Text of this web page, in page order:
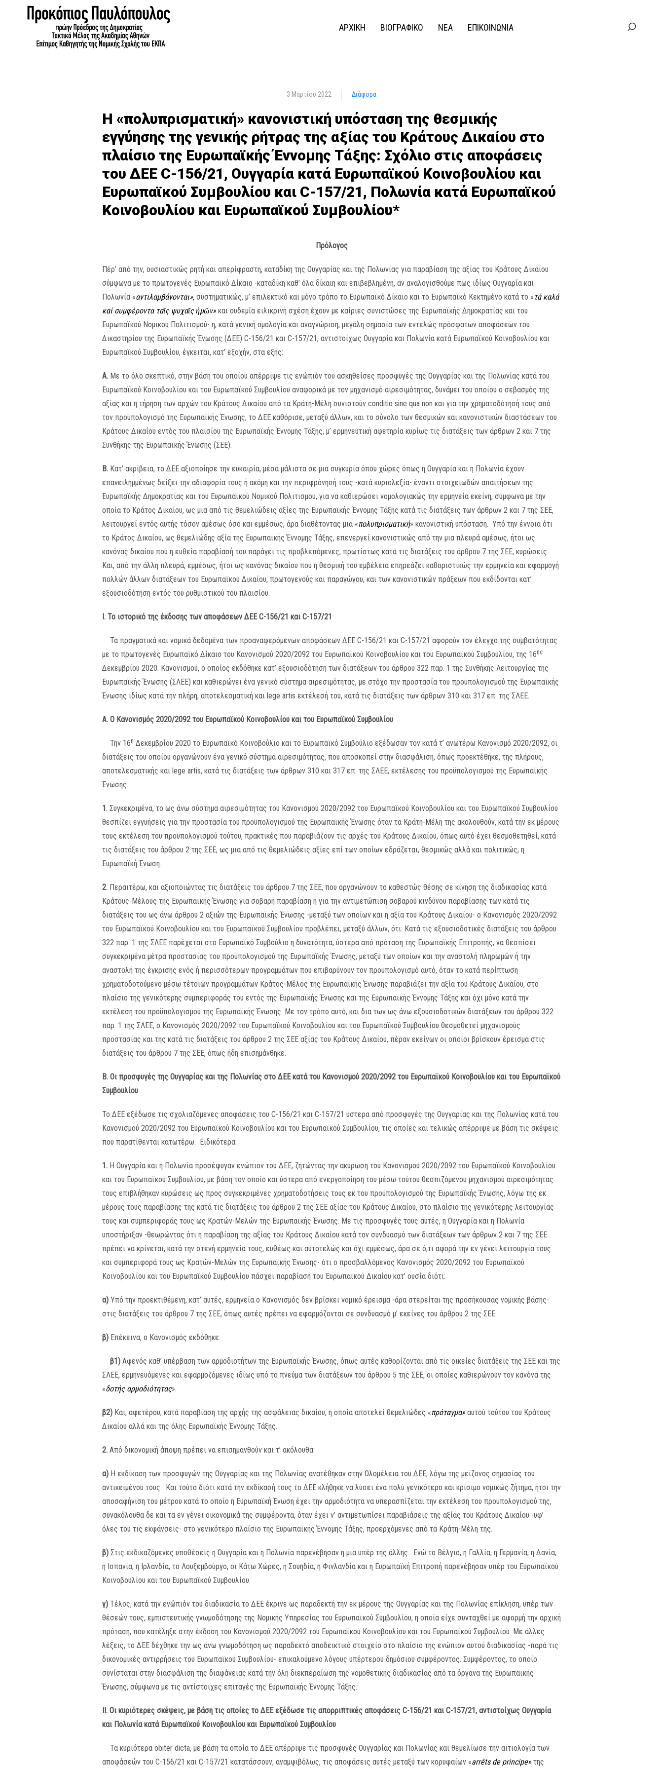
ΑΡΧΙΚΗ ΒΙΟΓΡΑΦΙΚΟ ΝΕΑ ΕΠΙΚΟΙΝΩΝΙΑ
3 Μαρτίου 2022 Διάφορα
Η «πολυπρισματική» κανονιστική υπόσταση της θεσμικής
εγγύησης της γενικής ρήτρας της αξίας του Κράτους Δικαίου στο
πλαίσιο της Ευρωπαϊκής Έννομης Τάξης: Σχόλιο στις αποφάσεις
του ΔΕΕ C-156/21, Ουγγαρία κατά Ευρωπαϊκού Κοινοβουλίου και
Ευρωπαϊκού Συμβουλίου και C-157/21, Πολωνία κατά Ευρωπαϊκού
Κοινοβουλίου και Ευρωπαϊκού Συμβουλίου*
Πρόλογος
Πέρ’ από την, ουσιαστικώς ρητή και απερίφραστη, καταδίκη της Ουγγαρίας και της Πολωνίας για παραβίαση της αξίας του Κράτους Δικαίου
σύμφωνα με το πρωτογενές Ευρωπαϊκό Δίκαιο -καταδίκη καθ’ όλα δίκαιη και επιβεβλημένη, αν αναλογισθούμε πως ιδίως Ουγγαρία και
Πολωνία «αντιλαμβάνονται», συστηματικώς, μ’ επιλεκτικό και μόνο τρόπο το Ευρωπαϊκό Δίκαιο και το Ευρωπαϊκό Κεκτημένο κατά το «τά καλά
καί συμφέροντα ταῖς ψυχαῖςἡμῶν»και ουδεμία ειλικρινή σχέση έχουν με καίριες συνιστώσες της Ευρωπαϊκής Δημοκρατίας και του
Ευρωπαϊκού Νομικού Πολιτισμού- η, κατά γενική ομολογία και αναγνώριση, μεγάλη σημασία των εντελώς πρόσφατων αποφάσεων του
Δικαστηρίου της Ευρωπαϊκής Ένωσης (ΔΕΕ) C-156/21 και C-157/21, αντιστοίχως Ουγγαρία και Πολωνία κατά Ευρωπαϊκού Κοινοβουλίου και
Ευρωπαϊκού Συμβουλίου, έγκειται, κατ’ εξοχήν, στα εξής:
Α. Με το όλο σκεπτικό, στην βάση του οποίου απέρριψε τις ενώπιόν του ασκηθείσες προσφυγές της Ουγγαρίας και της Πολωνίας κατά του
Ευρωπαϊκού Κοινοβουλίου και του Ευρωπαϊκού Συμβουλίου αναφορικά με τον μηχανισμό αιρεσιμότητας, δυνάμει του οποίου ο σεβασμός της
αξίας και η τήρηση των αρχών του Κράτους Δικαίου από τα Κράτη-Μέλη συνιστούν conditio sine qua non και για την χρηματοδότησή τους από
τον προϋπολογισμό της Ευρωπαϊκής Ένωσης, το ΔΕΕ καθόρισε, μεταξύ άλλων, και το σύνολο των θεσμικών και κανονιστικών διαστάσεων του
Κράτους Δικαίου εντός του πλαισίου της Ευρωπαϊκής Έννομης Τάξης, μ’ ερμηνευτική αφετηρία κυρίως τις διατάξεις των άρθρων 2 και 7 της
Συνθήκης της Ευρωπαϊκής Ένωσης (ΣΕΕ).
Β. Κατ’ ακρίβεια, το ΔΕΕ αξιοποίησε την ευκαιρία, μέσα μάλιστα σε μια συγκυρία όπου χώρες όπως η Ουγγαρία και η Πολωνία έχουν
επανειλημμένως δείξει την αδιαφορία τους ή ακόμη και την περιφρόνησή τους -κατά κυριολεξία- έναντι στοιχειωδών απαιτήσεων της
Ευρωπαϊκής Δημοκρατίας και του Ευρωπαϊκού Νομικού Πολιτισμού, για να καθιερώσει νομολογιακώς την ερμηνεία εκείνη, σύμφωνα με την
οποία το Κράτος Δικαίου, ως μια από τις θεμελιώδεις αξίες της Ευρωπαϊκής Έννομης Τάξης κατά τις διατάξεις των άρθρων 2 και 7 της ΣΕΕ,
λειτουργεί εντός αυτής τόσον αμέσως όσο και εμμέσως, άρα διαθέτοντας μια «πολυπρισματική» κανονιστική υπόσταση. Υπό την έννοια ότι
το Κράτος Δικαίου, ως θεμελιώδης αξία της Ευρωπαϊκής Έννομης Τάξης, επενεργεί κανονιστικώς από την μια πλευρά αμέσως, ήτοι ως
κανόνας δικαίου που η ευθεία παραβίασή του παράγει τις προβλεπόμενες, πρωτίστως κατά τις διατάξεις του άρθρου 7 της ΣΕΕ, κυρώσεις.
Και, από την άλλη πλευρά, εμμέσως, ήτοι ως κανόνας δικαίου που η θεσμική του εμβέλεια επηρεάζει καθοριστικώς την ερμηνεία και εφαρμογή
πολλών άλλων διατάξεων του Ευρωπαϊκού Δικαίου, πρωτογενούς και παραγώγου, και των κανονιστικών πράξεων που εκδίδονται κατ’
εξουσιοδότηση εντός του ρυθμιστικού του πλαισίου.
Ι. Το ιστορικό της έκδοσης των αποφάσεων ΔΕΕC-156/21 και C-157/21
Τα πραγματικά και νομικά δεδομένα των προαναφερόμενων αποφάσεων ΔΕΕ C-156/21 και C-157/21 αφορούν τον έλεγχο της συμβατότητας
με το πρωτογενές Ευρωπαϊκό Δίκαιο του Κανονισμού 2020/2092 του Ευρωπαϊκού Κοινοβουλίου και του Ευρωπαϊκού Συμβουλίου, της 16ης
Δεκεμβρίου 2020. Κανονισμού, ο οποίος εκδόθηκε κατ’ εξουσιοδότηση των διατάξεων του άρθρου 322 παρ. 1 της Συνθήκης Λειτουργίας της
Ευρωπαϊκής Ένωσης (ΣΛΕΕ) και καθιερώνει ένα γενικό σύστημα αιρεσιμότητας, με στόχο την προστασία του προϋπολογισμού της Ευρωπαϊκής
Ένωσης ιδίως κατά την πλήρη, αποτελεσματική και lege artis εκτέλεσή του, κατά τις διατάξεις των άρθρων 310 και 317 επ. της ΣΛΕΕ.
Α. Ο Κανονισμός 2020/2092 του Ευρωπαϊκού Κοινοβουλίου και του Ευρωπαϊκού Συμβουλίου
Την 16η Δεκεμβρίου 2020 το Ευρωπαϊκό Κοινοβούλιο και το Ευρωπαϊκό Συμβούλιο εξέδωσαν τον κατά τ’ ανωτέρω Κανονισμό 2020/2092, οι
διατάξεις του οποίου οργανώνουν ένα γενικό σύστημα αιρεσιμότητας, που αποσκοπεί στην διασφάλιση, όπως προεκτέθηκε, της πλήρους,
αποτελεσματικής και lege artis, κατά τις διατάξεις των άρθρων 310 και 317 επ. της ΣΛΕΕ, εκτέλεσης του προϋπολογισμού της Ευρωπαϊκής
Ένωσης.
1. Συγκεκριμένα, το ως άνω σύστημα αιρεσιμότητας του Κανονισμού 2020/2092 του Ευρωπαϊκού Κοινοβουλίου και του Ευρωπαϊκού Συμβουλίου
θεσπίζει εγγυήσεις για την προστασία του προϋπολογισμού της Ευρωπαϊκής Ένωσης όταν τα Κράτη-Μέλη της ακολουθούν, κατά την εκ μέρους
τους εκτέλεση του προϋπολογισμού τούτου, πρακτικές που παραβιάζουν τις αρχές του Κράτους Δικαίου, όπως αυτό έχει θεσμοθετηθεί, κατά
τις διατάξεις του άρθρου 2 της ΣΕΕ, ως μια από τις θεμελιώδεις αξίες επί των οποίων εδράζεται, θεσμικώς αλλά και πολιτικώς, η
Ευρωπαϊκή Ένωση.
2. Περαιτέρω, και αξιοποιώντας τις διατάξεις του άρθρου 7 της ΣΕΕ, που οργανώνουν το καθεστώς θέσης σε κίνηση της διαδικασίας κατά
Κράτους-Μέλους της Ευρωπαϊκής Ένωσης για σοβαρή παραβίαση ή για την αντιμετώπιση σοβαρού κινδύνου παραβίασης των κατά τις
διατάξεις του ως άνω άρθρου 2 αξιών της Ευρωπαϊκής Ένωσης -μεταξύ των οποίων και η αξία του Κράτους Δικαίου- ο Κανονισμός 2020/2092
του Ευρωπαϊκού Κοινοβουλίου και του Ευρωπαϊκού Συμβουλίου προβλέπει, μεταξύ άλλων, ότι: Κατά τις εξουσιοδοτικές διατάξεις του άρθρου
322 παρ. 1 της ΣΛΕΕ παρέχεται στο Ευρωπαϊκό Συμβούλιο η δυνατότητα, ύστερα από πρόταση της Ευρωπαϊκής Επιτροπής, να θεσπίσει
συγκεκριμένα μέτρα προστασίας του προϋπολογισμού της Ευρωπαϊκής Ένωσης, μεταξύ των οποίων και την αναστολή πληρωμών ή την
αναστολή της έγκρισης ενός ή περισσότερων προγραμμάτων που επιβαρύνουν τον προϋπολογισμό αυτό, όταν το κατά περίπτωση
χρηματοδοτούμενο μέσω τέτοιων προγραμμάτων Κράτος-Μέλος της Ευρωπαϊκής Ένωσης παραβιάζει την αξία του Κράτους Δικαίου, στο
πλαίσιο της γενικότερης συμπεριφοράς του εντός της Ευρωπαϊκής Ένωσης και της Ευρωπαϊκής Έννομης Τάξης και όχι μόνο κατά την
εκτέλεση του προϋπολογισμού της Ευρωπαϊκής Ένωσης. Με τον τρόπο αυτό, και δια των ως άνω εξουσιοδοτικών διατάξεων του άρθρου 322
παρ. 1 της ΣΛΕΕ, ο Κανονισμός 2020/2092 του Ευρωπαϊκού Κοινοβουλίου και του Ευρωπαϊκού Συμβουλίου θεσμοθετεί μηχανισμούς
προστασίας και της κατά τις διατάξεις του άρθρου 2 της ΣΕΕ αξίας του Κράτους Δικαίου, πέραν εκείνων οι οποίοι βρίσκουν έρεισμα στις
διατάξεις του άρθρου 7 της ΣΕΕ, όπως ήδη επισημάνθηκε.
Β. Οι προσφυγές της Ουγγαρίας και της Πολωνίας στο ΔΕΕ κατά του Κανονισμού 2020/2092 του Ευρωπαϊκού Κοινοβουλίου και του Ευρωπαϊκού
Συμβουλίου
Το ΔΕΕ εξέδωσε τις σχολιαζόμενες αποφάσεις του C-156/21 και C-157/21 ύστερα από προσφυγές της Ουγγαρίας και της Πολωνίας κατά του
Κανονισμού 2020/2092 του Ευρωπαϊκού Κοινοβουλίου και του Ευρωπαϊκού Συμβουλίου, τις οποίες και τελικώς απέρριψε με βάση τις σκέψεις
που παρατίθενται κατωτέρω. Ειδικότερα:
1. Η Ουγγαρία και η Πολωνία προσέφυγαν ενώπιον του ΔΕΕ, ζητώντας την ακύρωση του Κανονισμού 2020/2092 του Ευρωπαϊκού Κοινοβουλίου
και του Ευρωπαϊκού Συμβουλίου, με βάση τον οποίο και ύστερα από ενεργοποίηση του μέσω τούτου θεσπιζόμενου μηχανισμού αιρεσιμότητας
τους επιβλήθηκαν κυρώσεις ως προς συγκεκριμένες χρηματοδοτήσεις τους εκ του προϋπολογισμού της Ευρωπαϊκής Ένωσης, λόγω της εκ
μέρους τους παραβίασης της κατά τις διατάξεις του άρθρου 2 της ΣΕΕ αξίας του Κράτους Δικαίου, στο πλαίσιο της γενικότερης λειτουργίας
τους και συμπεριφοράς τους ως Κρατών-Μελών της Ευρωπαϊκής Ένωσης. Με τις προσφυγές τους αυτές, η Ουγγαρία και η Πολωνία
υποστήριξαν -θεωρώντας ότι η παραβίαση της αξίας του Κράτους Δικαίου κατά τον συνδυασμό των διατάξεων των άρθρων 2 και 7 της ΣΕΕ
πρέπει να κρίνεται, κατά την στενή ερμηνεία τους, ευθέως και αυτοτελώς και όχι εμμέσως, άρα σε ό,τι αφορά την εν γένει λειτουργία τους
και συμπεριφορά τους ως Κρατών-Μελών της Ευρωπαϊκής Ένωσης- ότι ο προσβαλλόμενος Κανονισμός 2020/2092 του Ευρωπαϊκού
Κοινοβουλίου και του Ευρωπαϊκού Συμβουλίου πάσχει παραβίαση του Ευρωπαϊκού Δικαίου κατ’ ουσία διότι:
α) Υπό την προεκτιθέμενη, κατ’ αυτές, ερμηνεία ο Κανονισμός δεν βρίσκει νομικό έρεισμα -άρα στερείται της προσήκουσας νομικής βάσης-
στις διατάξεις του άρθρου 7 της ΣΕΕ, όπως αυτές πρέπει να εφαρμόζονται σε συνδυασμό μ’ εκείνες του άρθρου 2 της ΣΕΕ.
β) Επέκεινα, ο Κανονισμός εκδόθηκε:
β1) Αφενός καθ’ υπέρβαση των αρμοδιοτήτων της Ευρωπαϊκής Ένωσης, όπως αυτές καθορίζονται από τις οικείες διατάξεις της ΣΕΕ και της
ΣΛΕΕ, ερμηνευόμενες και εφαρμοζόμενες ιδίως υπό το πνεύμα των διατάξεων του άρθρου 5 της ΣΕΕ, οι οποίες καθιερώνουν τον κανόνα της
«δοτής αρμοδιότητας».
β2) Και, αφετέρου, κατά παραβίαση της αρχής της ασφάλειας δικαίου, η οποία αποτελεί θεμελιώδες «πρόταγμα»αυτού τούτου του Κράτους
Δικαίου αλλά και της όλης Ευρωπαϊκής Έννομης Τάξης.
2. Από δικονομική άποψη πρέπει να επισημανθούν και τ’ ακόλουθα:
α) Η εκδίκαση των προσφυγών της Ουγγαρίας και της Πολωνίας ανατέθηκαν στην Ολομέλεια του ΔΕΕ, λόγω της μείζονος σημασίας του
αντικειμένου τους. Και τούτο διότι κατά την εκδίκασή τους το ΔΕΕ κλήθηκε να λύσει ένα πολύ γενικότερο και κρίσιμο νομικώς ζήτημα, ήτοι την
αποσαφήνιση του μέτρου κατά το οποίο η Ευρωπαϊκή Ένωση έχει την αρμοδιότητα να υπερασπίζεται την εκτέλεση του προϋπολογισμού της,
συνακόλουθα δε και τα εν γένει οικονομικά της συμφέροντα, όταν έχει ν’ αντιμετωπίσει παραβιάσεις της αξίας του Κράτους Δικαίου -υφ’
όλες του τις εκφάνσεις- στο γενικότερο πλαίσιο της Ευρωπαϊκής Έννομης Τάξης, προερχόμενες από τα Κράτη-Μέλη της.
β) Στις εκδικαζόμενες υποθέσεις η Ουγγαρία και η Πολωνία παρενέβησαν η μια υπέρ της άλλης. Ενώ το Βέλγιο, η Γαλλία, η Γερμανία, η Δανία,
η Ισπανία, η Ιρλανδία, το Λουξεμβούργο, οι Κάτω Χώρες, η Σουηδία, η Φινλανδία και η Ευρωπαϊκή Επιτροπή παρενέβησαν υπέρ του Ευρωπαϊκού
Κοινοβουλίου και του Ευρωπαϊκού Συμβουλίου.
γ) Τέλος, κατά την ενώπιόν του διαδικασία το ΔΕΕ έκρινε ως παραδεκτή την εκ μέρους της Ουγγαρίας και της Πολωνίας επίκληση, υπέρ των
θέσεών τους, εμπιστευτικής γνωμοδότησης της Νομικής Υπηρεσίας του Ευρωπαϊκού Συμβουλίου, η οποία είχε συνταχθεί με αφορμή την αρχική
πρόταση, που κατέληξε στην έκδοση του Κανονισμού 2020/2092 του Ευρωπαϊκού Κοινοβουλίου και του Ευρωπαϊκού Συμβουλίου. Με άλλες
λέξεις, το ΔΕΕ δέχθηκε την ως άνω γνωμοδότηση ως παραδεκτό αποδεικτικό στοιχείο στο πλαίσιο της ενώπιον αυτού διαδικασίας -παρά τις
δικονομικές αντιρρήσεις του Ευρωπαϊκού Συμβουλίου- επικαλούμενο λόγους υπέρτερου δημόσιου συμφέροντος. Συμφέροντος, το οποίο
συνίσταται στην διασφάλιση της διαφάνειας κατά την όλη διεκπεραίωση της νομοθετικής διαδικασίας από τα όργανα της Ευρωπαϊκής
Ένωσης, σύμφωνα με τις αντίστοιχες επιταγές της Ευρωπαϊκής Έννομης Τάξης.
ΙΙ. Οι κυριότερες σκέψεις, με βάση τις οποίες το ΔΕΕ εξέδωσε τις απορριπτικές αποφάσεις C-156/21 και C-157/21, αντιστοίχως Ουγγαρία
και Πολωνία κατά Ευρωπαϊκού Κοινοβουλίου και Ευρωπαϊκού Συμβουλίου
Τα κυριότερα obiter dicta, με βάση τα οποία το ΔΕΕ απέρριψε τις προσφυγές Ουγγαρίας και Πολωνίας και θεμελίωσε την αιτιολογία των
αποφάσεών του C-156/21 και C-157/21 κατατάσσουν, αναμφιβόλως, τις αποφάσεις αυτές μεταξύ των κορυφαίων «arrêts de principe»της